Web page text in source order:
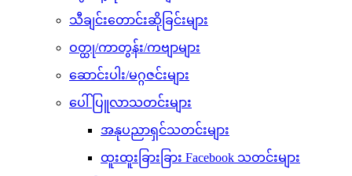
သီချင်းတောင်းဆိုခြင်းများ
ဝတ္ထု/ကာတွန်း/ကဗျာများ
ဆောင်းပါး/မဂ္ဂဇင်းများ
ပေါ်ပြူလာသတင်းများ
အနုပညာရှင်သတင်းများ
ထူးထူးခြားခြား Facebook သတင်းများ